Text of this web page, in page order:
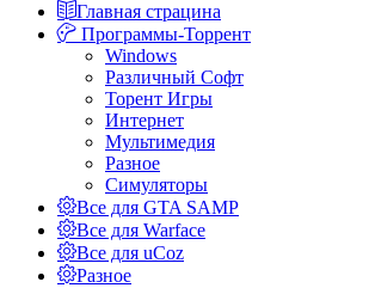
Главная страцина
Программы-Торрент
Windows
Различный Софт
Торент Игры
Интернет
Мультимедия
Разное
Симуляторы
Все для GTA SAMP
Все для Warface
Все для uCoz
Разное